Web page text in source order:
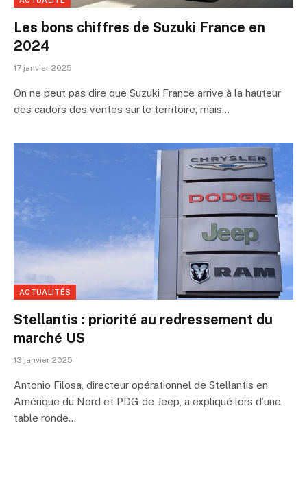
Les bons chiffres de Suzuki France en
2024
17 janvier 2025
On ne peut pas dire que Suzuki France arrive à la hauteur
des cadors des ventes sur le territoire, mais…
ACTUALITÉS
Stellantis : priorité au redressement du
marché US
13 janvier 2025
Antonio Filosa, directeur opérationnel de Stellantis en
Amérique du Nord et PDG de Jeep, a expliqué lors d’une
table ronde…